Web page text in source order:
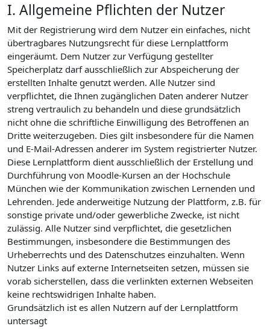
I. Allgemeine Pflichten der Nutzer
Mit der Registrierung wird dem Nutzer ein einfaches, nicht
übertragbares Nutzungsrecht für diese Lernplattform
eingeräumt. Dem Nutzer zur Verfügung gestellter
Speicherplatz darf ausschließlich zur Abspeicherung der
erstellten Inhalte genutzt werden. Alle Nutzer sind
verpflichtet, die Ihnen zugänglichen Daten anderer Nutzer
streng vertraulich zu behandeln und diese grundsätzlich
nicht ohne die schriftliche Einwilligung des Betroffenen an
Dritte weiterzugeben. Dies gilt insbesondere für die Namen
und E-Mail-Adressen anderer im System registrierter Nutzer.
Diese Lernplattform dient ausschließlich der Erstellung und
Durchführung von Moodle-Kursen an der Hochschule
München wie der Kommunikation zwischen Lernenden und
Lehrenden. Jede anderweitige Nutzung der Plattform, z.B. für
sonstige private und/oder gewerbliche Zwecke, ist nicht
zulässig. Alle Nutzer sind verpflichtet, die gesetzlichen
Bestimmungen, insbesondere die Bestimmungen des
Urheberrechts und des Datenschutzes einzuhalten. Wenn
Nutzer Links auf externe Internetseiten setzen, müssen sie
vorab sicherstellen, dass die verlinkten externen Webseiten
keine rechtswidrigen Inhalte haben.
Grundsätzlich ist es allen Nutzern auf der Lernplattform
untersagt